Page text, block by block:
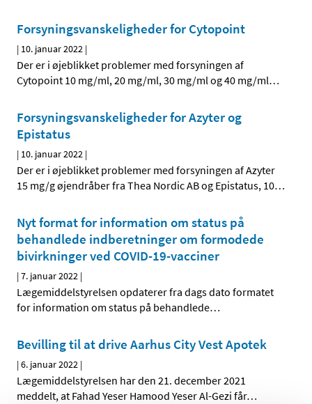
Forsyningsvanskeligheder for Cytopoint
| 10. januar 2022 |
Der er i øjeblikket problemer med forsyningen af
Cytopoint 10 mg/ml, 20 mg/ml, 30 mg/ml og 40 mg/ml…
Forsyningsvanskeligheder for Azyter og
Epistatus
| 10. januar 2022 |
Der er i øjeblikket problemer med forsyningen af Azyter
15 mg/g øjendråber fra Thea Nordic AB og Epistatus, 10…
Nyt format for information om status på
behandlede indberetninger om formodede
bivirkninger ved COVID-19-vacciner
|7. januar 2022 |
Lægemiddelstyrelsen opdaterer fra dags dato formatet
for information om status på behandlede…
Bevilling til at drive Aarhus City Vest Apotek
|6. januar 2022 |
Lægemiddelstyrelsen har den 21. december 2021
meddelt, at Fahad Yeser Hamood Yeser Al-Gezi får…